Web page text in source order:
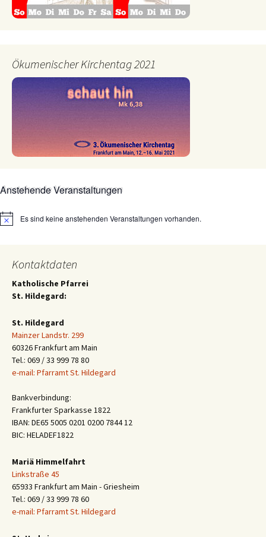
Ökumenischer Kirchentag 2021
Anstehende Veranstaltungen
HinweisEs sind keine anstehenden Veranstaltungen vorhanden.
Kontaktdaten
Katholische Pfarrei
St. Hildegard:
St. Hildegard
Mainzer Landstr. 299
60326 Frankfurt am Main
Tel.: 069 / 33 999 78 80
e-mail: Pfarramt St. Hildegard
Bankverbindung:
Frankfurter Sparkasse 1822
IBAN: DE65 5005 0201 0200 7844 12
BIC: HELADEF1822
Mariä Himmelfahrt
Linkstraße 45
65933 Frankfurt am Main - Griesheim
Tel.: 069 / 33 999 78 60
e-mail: Pfarramt St. Hildegard